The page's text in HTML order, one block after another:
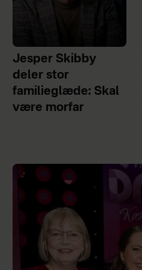
Jesper Skibby
deler stor
familieglæde: Skal
være morfar